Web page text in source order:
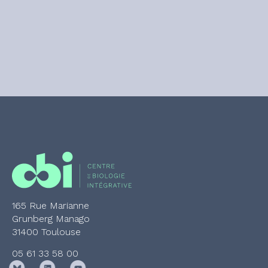
165 Rue Marianne
Grunberg Manago
31400 Toulouse
05 61 33 58 00